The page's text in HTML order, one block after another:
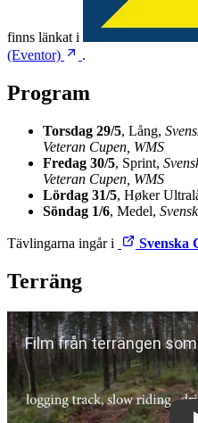
finns länkat i
(Eventor)
.
Program
Torsdag 29/5, Lång,
Veteran Cupen, WMS
Fredag 30/5, Sprint,
Veteran Cupen, WMS
Lördag 31/5, Høker
Söndag 1/6, Medel,
Tävlingarna ingår i Svenska
Terräng
Play